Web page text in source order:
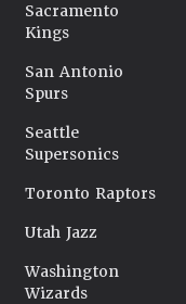
Sacramento
Kings
San Antonio
Spurs
Seattle
Supersonics
Toronto Raptors
Utah Jazz
Washington
Wizards